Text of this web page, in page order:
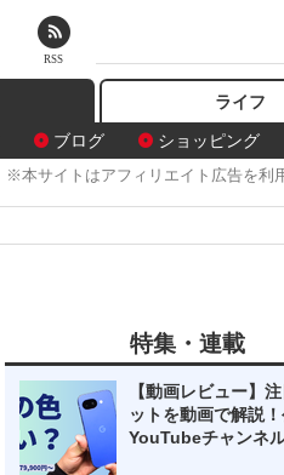
ブログ ショッピング
ライフ
※本サイトはアフィリエイト広告を利
特集・連載
【動画レビュー】
ットを動画で解説
YouTubeチャンネ
RSS